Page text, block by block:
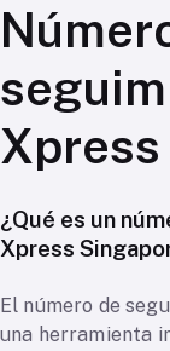
¿Qué es un
Xpress
El número de
una herramienta